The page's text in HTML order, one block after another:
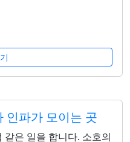
인파가 모이는 곳
은 일을 합니다. 소호의